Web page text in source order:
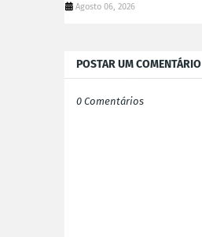
Agosto 06, 2026
POSTAR UM COMENTÁRIO
0 Comentários